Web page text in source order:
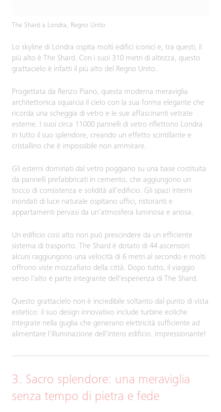
The Shard a Londra, Regno Unito
Lo skyline di Londra ospita molti edifici iconici e, tra questi, il
più alto è The Shard. Con i suoi 310 metri di altezza, questo
grattacielo è infatti il più alto del Regno Unito.
Progettata da Renzo Piano, questa moderna meraviglia
architettonica squarcia il cielo con la sua forma elegante che
ricorda una scheggia di vetro e le sue affascinanti vetrate
esterne. I suoi circa 11000 pannelli di vetro riflettono Londra
in tutto il suo splendore, creando un effetto scintillante e
cristallino che è impossibile non ammirare.
Gli esterni dominati dal vetro poggiano su una base costituita
da pannelli prefabbricati in cemento, che aggiungono un
tocco di consistenza e solidità all’edificio. Gli spazi interni
inondati di luce naturale ospitano uffici, ristoranti e
appartamenti pervasi da un’atmosfera luminosa e ariosa.
Un edificio così alto non può prescindere da un efficiente
sistema di trasporto. The Shard è dotato di 44 ascensori:
alcuni raggiungono una velocità di 6 metri al secondo e molti
offrono viste mozzafiato della città. Dopo tutto, il viaggio
verso l’alto è parte integrante dell’esperienza di The Shard.
Questo grattacielo non è incredibile soltanto dal punto di vista
estetico: il suo design innovativo include turbine eoliche
integrate nella guglia che generano elettricità sufficiente ad
alimentare l’illuminazione dell’intero edificio. Impressionante!
3. Sacro splendore: una meraviglia
senza tempo di pietra e fede